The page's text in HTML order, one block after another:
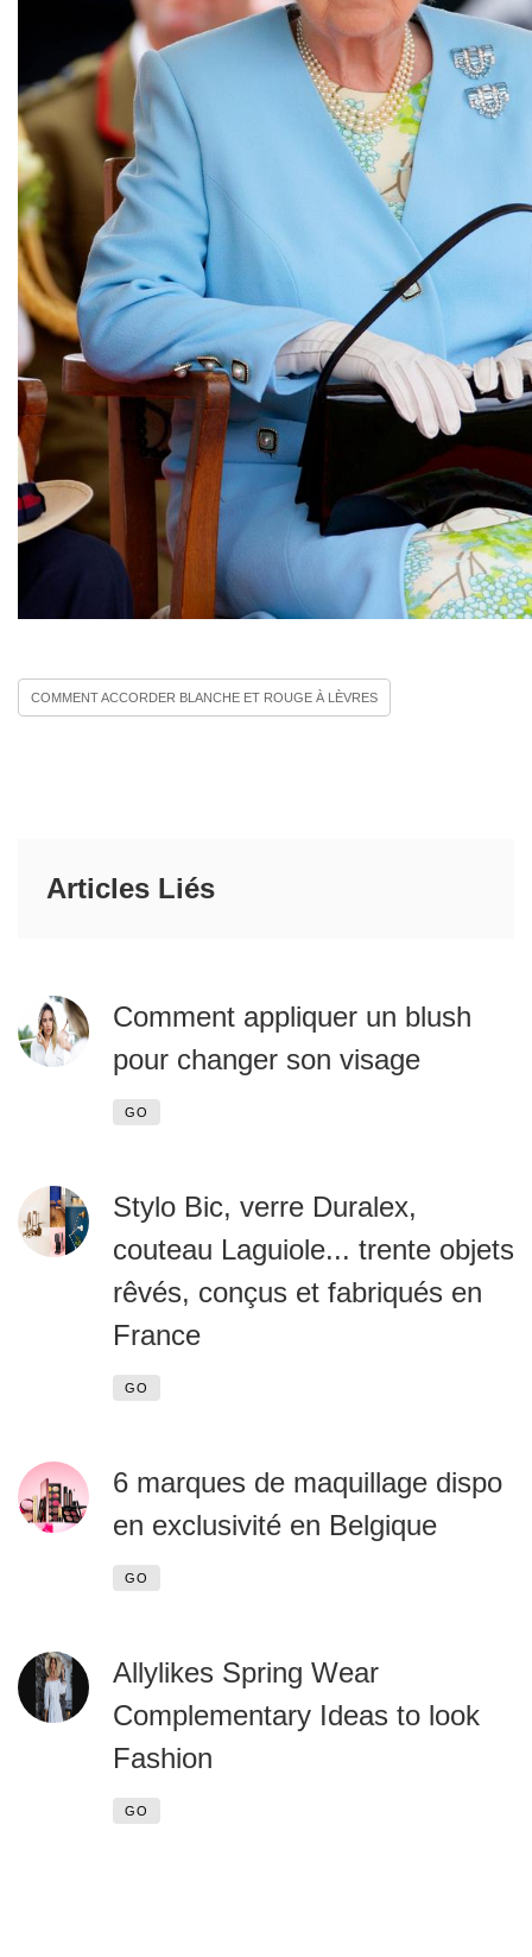
COMMENT ACCORDER BLANCHE ET ROUGE À LÈVRES
Articles Liés
Comment appliquer un blush
pour changer son visage
GO
Stylo Bic, verre Duralex,
couteau Laguiole... trente objets
rêvés, conçus et fabriqués en
France
GO
6 marques de maquillage dispo
en exclusivité en Belgique
GO
Allylikes Spring Wear
Complementary Ideas to look
Fashion
GO